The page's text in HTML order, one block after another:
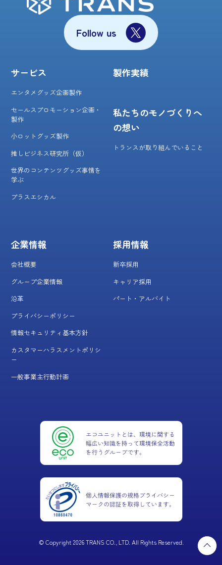
Follow us
サービス
エンタメグッズ企画製作
セールスプロモーション企画・
製作
小ロットグッズ製作
推しビジネス研究所（仮）
世界のコンテンツグッズ事情を
学ぶ
プラスエシカル
製作実績
私たちのモノづくりへ
の想い
トランスが取り組んでいること
企業情報
会社概要
グループ企業情報
沿革
プライバシーポリシー
情報セキュリティ基本方針
カスタマーハラスメントポリシ
ー
一般事業主行動計画
採用情報
新卒採用
キャリア採用
パート・アルバイト
© Copyright 2026 TRANS CO., LTD. All Rights Reserved.